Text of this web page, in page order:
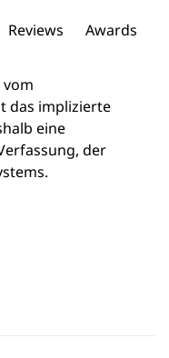
Reviews Awards
das implizierte
eine
der